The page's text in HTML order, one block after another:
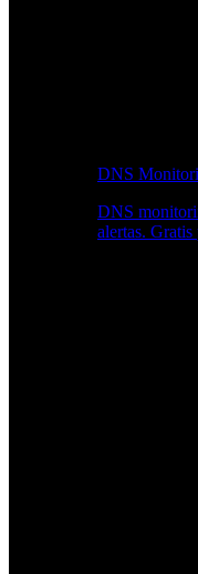
DNS
DNS
alertas. Gratis